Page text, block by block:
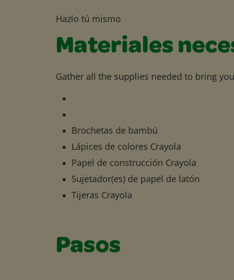
Hazlo tú mismo
Materiales
Gather all the supplies needed to bring
Brochetas de bambú
Lápices de colores Crayola
Papel de construcción Crayola
Sujetador(es) de papel de latón
Tijeras Crayola
Pasos